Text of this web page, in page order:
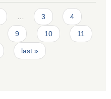
3 4
9 10 11
last »